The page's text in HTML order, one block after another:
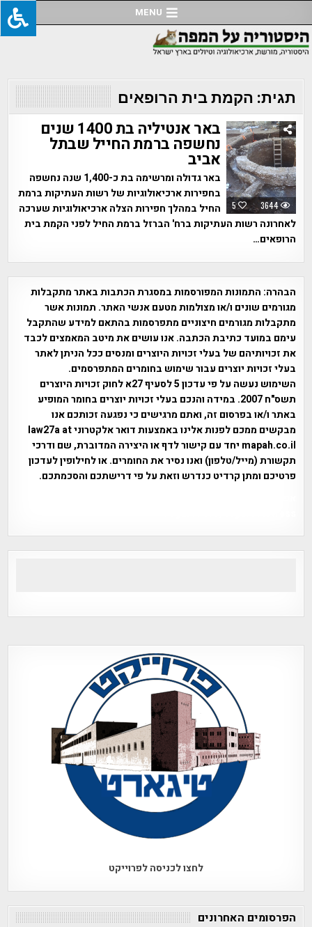
to
content
MENU
תגית: הקמת בית הרופאים
5 3644
באר אנטיליה בת 1400 שנים
נחשפה ברמת החייל שבתל
אביב
באר גדולה ומרשימה בת כ-1,400 שנה נחשפה
בחפירות ארכיאולוגיות של רשות העתיקות ברמת
החיל במהלך חפירות הצלה ארכיאולוגיות שערכה
לאחרונה רשות העתיקות ברח' הברזל ברמת החיל לפני הקמת בית
הרופאים…
הבהרה: התמונות המפורסמות במסגרת הכתבות באתר מתקבלות
מגורמים שונים ו/או מצולמות מטעם אנשי האתר. תמונות אשר
מתקבלות מגורמים חיצוניים מתפרסמות בהתאם למידע שהתקבל
עימם במועד כתיבת הכתבה. אנו עושים את מיטב המאמצים לכבד
את זכויותיהם של בעלי זכויות היוצרים ומנסים ככל הניתן לאתר
בעלי זכויות יוצרים עבור שימוש בחומרים המתפרסמים.
השימוש נעשה על פי עדכון 5 לסעיף 27א לחוק זכויות היוצרים
תשס"ח 2007. במידה והנכם בעלי זכויות יוצרים בחומר המופיע
באתר ו/או בפרסום זה, ואתם מרגישים כי נפגעה זכותכם אנו
מבקשים ממכם לפנות אלינו באמצעות דואר אלקטרוני law27a at
mapah.co.il יחד עם קישור לדף או היצירה המדוברת, שם ודרכי
תקשורת (מייל/טלפון) ואנו נסיר את החומרים. או לחילופין לעדכון
פרטיכם ומתן קרדיט כנדרש וזאת על פי דרישתכם והסכמתכם.
לחצו לכניסה לפרוייקט
הפרסומים האחרונים